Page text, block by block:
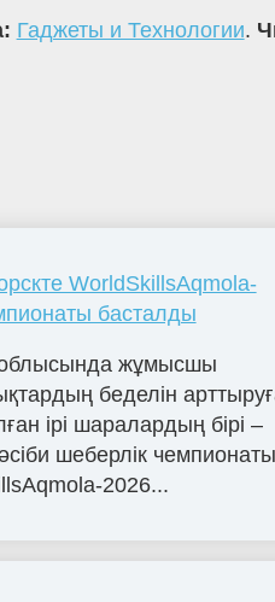
Гаджеты и Технологии.
WorldSkillsAqmola-
басталды
жұмысшы
беделін
ірі шаралардың бірі –
шеберлік чемпионаты
2026...